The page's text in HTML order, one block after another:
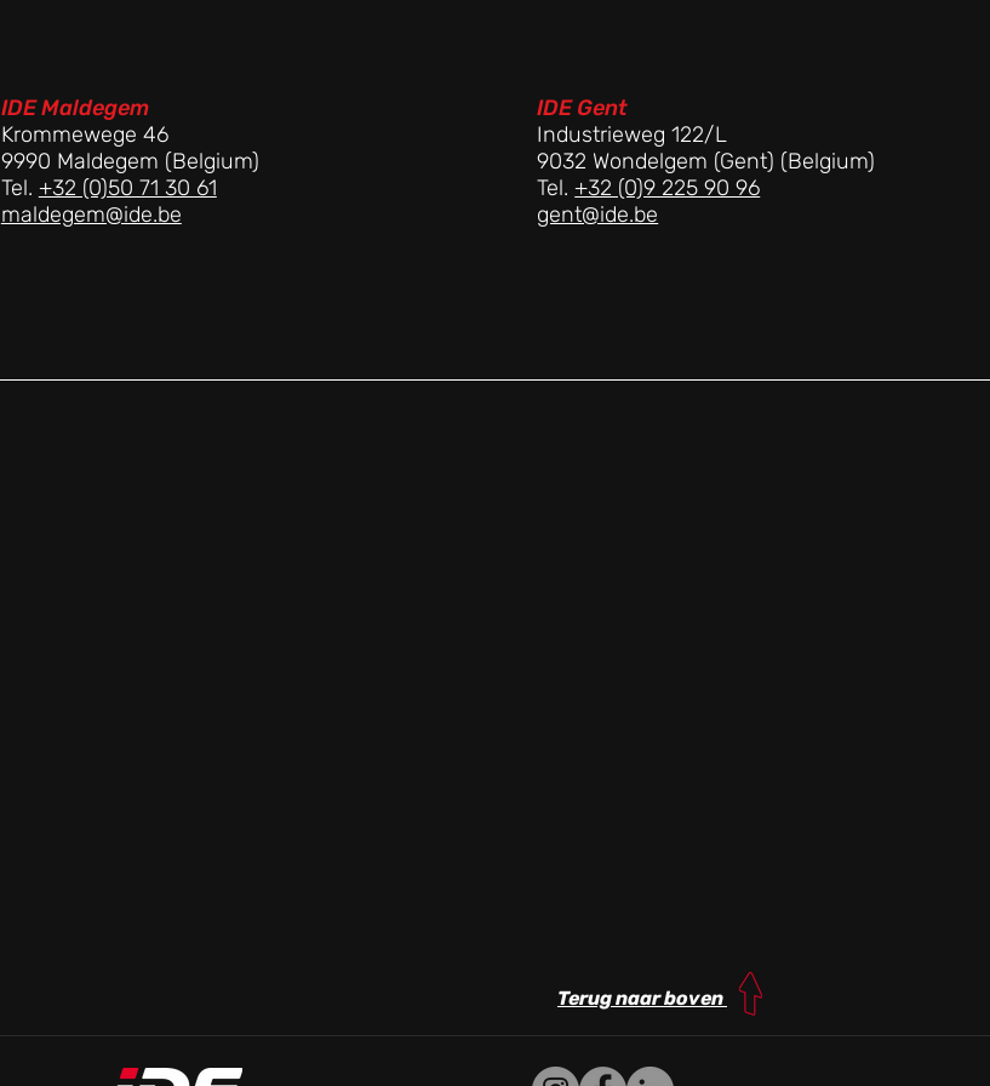
IDE Maldegem
Krommewege 46
9990 Maldegem (Belgium)
Tel. +32 (0)50 71 30 61
maldegem@ide.be
IDE Gent
Industrieweg 122/L
9032 Wondelgem (Gent) (Belgium)
Tel.+32 (0)9 225 90 96
gent@ide.be
Terug naar boven